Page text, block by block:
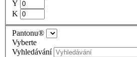
Y
K
Pantonu®
Vyberte
Vyhledávání